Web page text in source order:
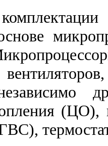
независимо
(ЦО),